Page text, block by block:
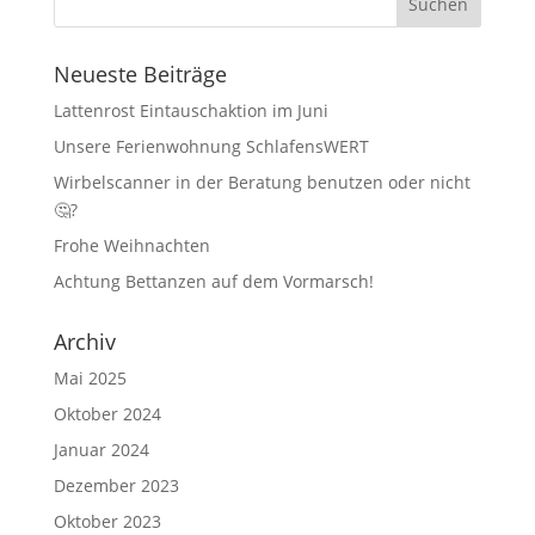
Neueste Beiträge
Lattenrost Eintauschaktion im Juni
Unsere Ferienwohnung SchlafensWERT
Wirbelscanner in der Beratung benutzen oder nicht
🤔?
Frohe Weihnachten
Achtung Bettanzen auf dem Vormarsch!
Archiv
Mai 2025
Oktober 2024
Januar 2024
Dezember 2023
Oktober 2023